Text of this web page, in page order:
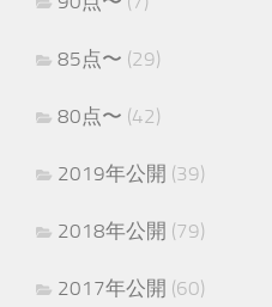
85点〜 (29)
80点〜 (42)
2019年公開 (39)
2018年公開 (79)
2017年公開 (60)